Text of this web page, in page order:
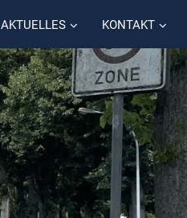
AKTUELLES KONTAKT